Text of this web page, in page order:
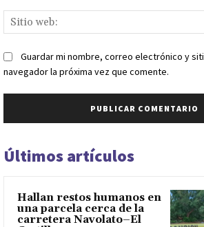
Guardar mi nombre, correo electrónico y
navegador la próxima vez que comente.
Últimos artículos
Hallan restos humanos en
una parcela cerca de la
carretera Navolato–El